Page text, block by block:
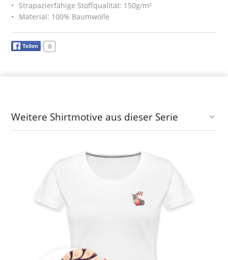
Strapazierfähige Stoffqualität: 150g/m²
Material: 100% Baumwolle
Teilen 0
Weitere Shirtmotive aus dieser Serie